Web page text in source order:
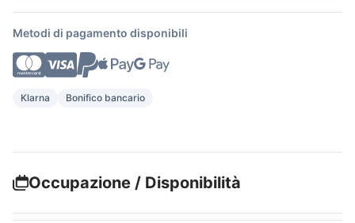
Metodi di pagamento disponibili
Klarna Bonifico bancario
Occupazione / Disponibilità